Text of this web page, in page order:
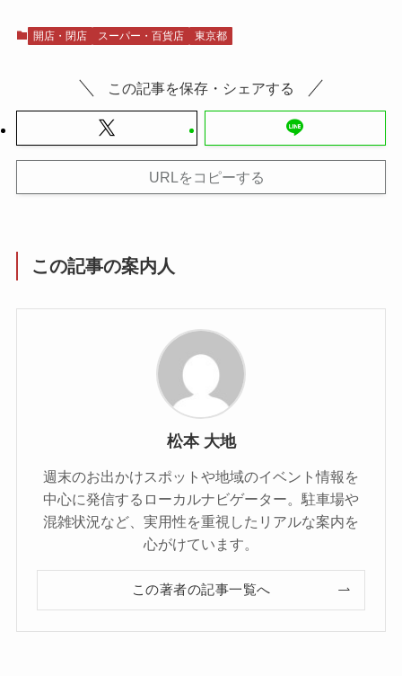
開店・閉店 スーパー・百貨店 東京都
この記事を保存・シェアする
URLをコピーする
この記事の案内人
松本 大地
週末のお出かけスポットや地域のイベント情報を
中心に発信するローカルナビゲーター。駐車場や
混雑状況など、実用性を重視したリアルな案内を
心がけています。
この著者の記事一覧へ